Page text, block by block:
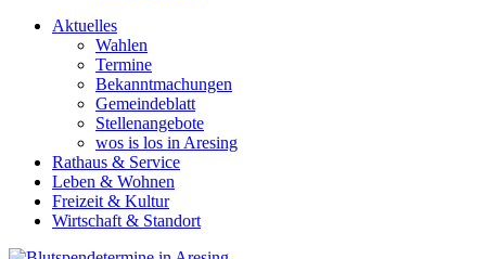
Aktuelles
Wahlen
Termine
Bekanntmachungen
Gemeindeblatt
Stellenangebote
wos is los in Aresing
Rathaus & Service
Leben & Wohnen
Freizeit & Kultur
Wirtschaft & Standort